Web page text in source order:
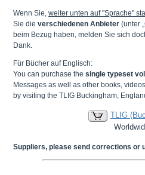
Wenn Sie, weiter unten auf "Sprache"
Sie die verschiedenen Anbieter (unter
beim Bezug haben, melden Sie sich
Dank.
Für Bücher auf Englisch:
You can purchase the single typeset
Messages as well as other books,
by visiting the TLIG Buckingham,
TLIG
Suppliers, please send corrections or